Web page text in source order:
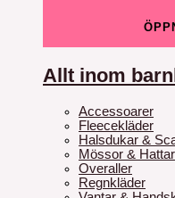
Allt inom
Accessoarer
Fleecekläder
Halsdukar &
Mössor & Hattar
Overaller
Regnkläder